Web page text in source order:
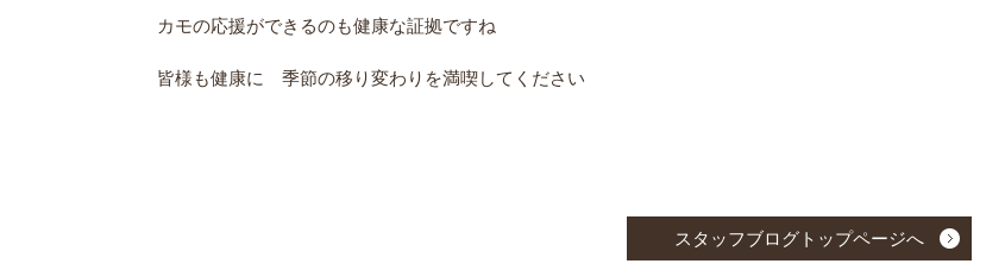
カモの応援ができるのも健康な証拠ですね
皆様も健康に 季節の移り変わりを満喫してください
スタッフブログトップページへ